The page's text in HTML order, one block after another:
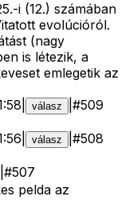
i (12.) számában
evolúcióról.
(nagy
is létezik, a
emlegetik az
válasz #509
válasz #508
#507
pelda az